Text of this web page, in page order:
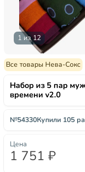
1 из 12
Все товары Нева-Сокс
Набор из 5 пар
времени v2.0
№54330Купили 105
Цена
1 751 ₽